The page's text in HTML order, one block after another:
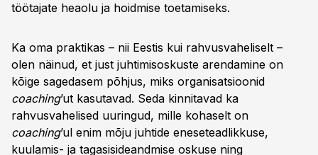
töötajate heaolu ja hoidmise toetamiseks.
Ka oma praktikas – nii Eestis kui rahvusvaheliselt –
olen näinud, et just juhtimisoskuste arendamine on
kõige sagedasem põhjus, miks organisatsioonid
coaching’ut kasutavad. Seda kinnitavad ka
rahvusvahelised uuringud, mille kohaselt on
coaching’ul enim mõju juhtide eneseteadlikkuse,
kuulamis- ja tagasisideandmise oskuse ning